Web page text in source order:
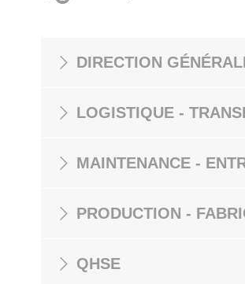
DIRECTION
LOGISTIQUE -
MAINTENANCE -
PRODUCTION -
QHSE